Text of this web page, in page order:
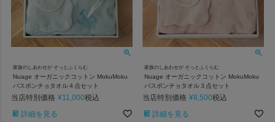
家族のしあわせが そっとふくらむ
Nuage オーガニックコットン MokuMoku
バスポンチョタオル４点セット
当店特別価格 ¥11,000税込
詳細を見る
家族のしあわせが そっとふくらむ
Nuage オーガニックコットン MokuMoku
バスポンチョタオル３点セット
当店特別価格 ¥8,500税込
詳細を見る